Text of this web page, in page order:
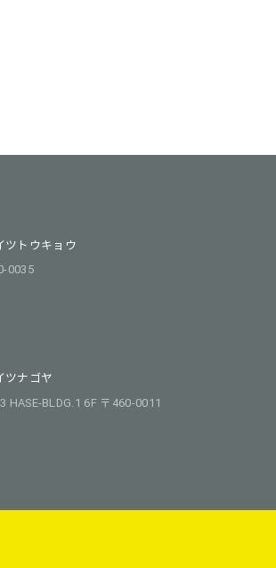
ツトウキョウ
0035
ツナゴヤ
BLDG.1 6F 〒460-0011